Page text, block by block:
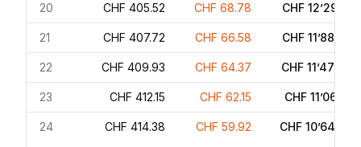
20 CHF 405.52 CHF 68.78 CHF 12’291.52
21 CHF 407.72 CHF 66.58 CHF 11’883.80
22 CHF 409.93 CHF 64.37 CHF 11’473.87
23 CHF 412.15 CHF 62.15 CHF 11’061.72
24 CHF 414.38 CHF 59.92 CHF 10’647.34